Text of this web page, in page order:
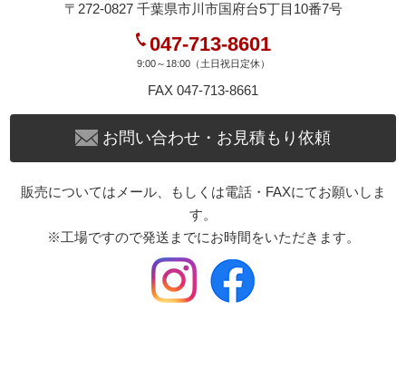
〒272-0827 千葉県市川市国府台5丁目10番7号
047-713-8601
9:00～18:00（土日祝日定休）
FAX 047-713-8661
お問い合わせ・お見積もり依頼
販売についてはメール、もしくは電話・FAXにてお願いしま
す。
※工場ですので発送までにお時間をいただきます。